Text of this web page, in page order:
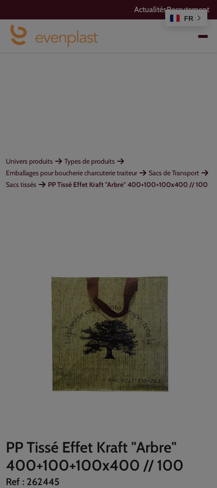
FR
ActualitésRecrutement
Univers produits
Types de produits
Emballages pour boucherie charcuterie traiteur
Sacs de Transport
Sacs tissés
PP Tissé Effet Kraft "Arbre" 400+100+100x400 // 100
PP Tissé Effet Kraft "Arbre"
400+100+100x400 // 100
Ref : 262445